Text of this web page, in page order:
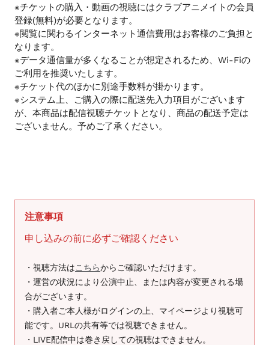
※チケットの購入・動画の視聴にはクラブアニメイトの会員
登録(無料)が必要となります。
※閲覧に関わるインターネット通信費用はお客様のご負担と
なります。
※データ通信量が多くなることが想定されるため、Wi-Fiの
ご利用を推奨いたします。
※チケット代のほかに別途手数料が掛かります。
※システム上、ご購入の際に配送先入力項目がございます
が、本商品は配信視聴チケットとなり、商品の配送予定は
ございません。予めご了承ください。
注意事項
申し込みの前に必ずご確認ください
・視聴方法はこちらからご確認いただけます。
・運営の状況により公演中止、または内容が変更される場
合がございます。
・購入者ご本人様がログインの上、マイページより視聴可
能です。URLの共有等では視聴できません。
・LIVE配信中は巻き戻しての視聴はできません。